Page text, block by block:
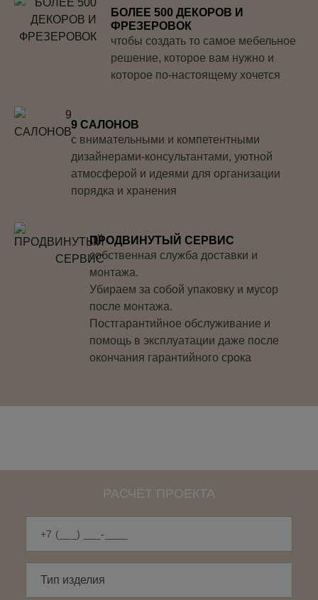
БОЛЕЕ 500 ДЕКОРОВ И
ФРЕЗЕРОВОК
чтобы создать то самое мебельное
решение, которое вам нужно и
которое по-настоящему хочется
9 САЛОНОВ
с внимательными и компетентными
дизайнерами-консультантами, уютной
атмосферой и идеями для организации
порядка и хранения
ПРОДВИНУТЫЙ СЕРВИС
собственная служба доставки и
монтажа.
Убираем за собой упаковку и мусор
после монтажа.
Постгарантийное обслуживание и
помощь в эксплуатации даже после
окончания гарантийного срока
РАСЧЁТ ПРОЕКТА